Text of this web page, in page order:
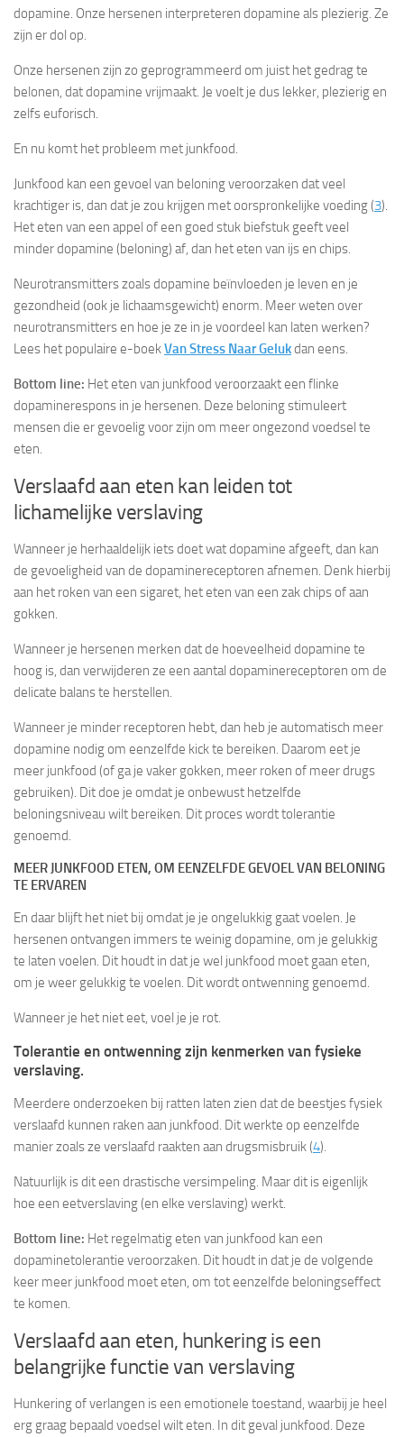
dopamine. Onze hersenen interpreteren dopamine als plezierig. Ze
zijn er dol op.
Onze hersenen zijn zo geprogrammeerd om juist het gedrag te
belonen, dat dopamine vrijmaakt. Je voelt je dus lekker, plezierig en
zelfs euforisch.
En nu komt het probleem met junkfood.
Junkfood kan een gevoel van beloning veroorzaken dat veel
krachtiger is, dan dat je zou krijgen met oorspronkelijke voeding (3).
Het eten van een appel of een goed stuk biefstuk geeft veel
minder dopamine (beloning) af, dan het eten van ijs en chips.
Neurotransmitters zoals dopamine beïnvloeden je leven en je
gezondheid (ook je lichaamsgewicht) enorm. Meer weten over
neurotransmitters en hoe je ze in je voordeel kan laten werken?
Lees het populaire e-boekVan Stress Naar Gelukdan eens.
Bottom line: Het eten van junkfood veroorzaakt een flinke
dopaminerespons in je hersenen. Deze beloning stimuleert
mensen die er gevoelig voor zijn om meer ongezond voedsel te
eten.
Verslaafd aan eten kan leiden tot
lichamelijke verslaving
Wanneer je herhaaldelijk iets doet wat dopamine afgeeft, dan kan
de gevoeligheid van de dopaminereceptoren afnemen. Denk hierbij
aan het roken van een sigaret, het eten van een zak chips of aan
gokken.
Wanneer je hersenen merken dat de hoeveelheid dopamine te
hoog is, dan verwijderen ze een aantal dopaminereceptoren om de
delicate balans te herstellen.
Wanneer je minder receptoren hebt, dan heb je automatisch meer
dopamine nodig om eenzelfde kick te bereiken. Daarom eet je
meer junkfood (of ga je vaker gokken, meer roken of meer drugs
gebruiken). Dit doe je omdat je onbewust hetzelfde
beloningsniveau wilt bereiken. Dit proces wordt tolerantie
genoemd.
MEER JUNKFOOD ETEN, OM EENZELFDE GEVOEL VAN BELONING
TE ERVAREN
En daar blijft het niet bij omdat je je ongelukkig gaat voelen. Je
hersenen ontvangen immers te weinig dopamine, om je gelukkig
te laten voelen. Dit houdt in dat je wel junkfood moet gaan eten,
om je weer gelukkig te voelen. Dit wordt ontwenning genoemd.
Wanneer je het niet eet, voel je je rot.
Tolerantie en ontwenning zijn kenmerken van fysieke
verslaving.
Meerdere onderzoeken bij ratten laten zien dat de beestjes fysiek
verslaafd kunnen raken aan junkfood. Dit werkte op eenzelfde
manier zoals ze verslaafd raakten aan drugsmisbruik (4).
Natuurlijk is dit een drastische versimpeling. Maar dit is eigenlijk
hoe een eetverslaving (en elke verslaving) werkt.
Bottom line: Het regelmatig eten van junkfood kan een
dopaminetolerantie veroorzaken. Dit houdt in dat je de volgende
keer meer junkfood moet eten, om tot eenzelfde beloningseffect
te komen.
Verslaafd aan eten, hunkering is een
belangrijke functie van verslaving
Hunkering of verlangen is een emotionele toestand, waarbij je heel
erg graag bepaald voedsel wilt eten. In dit geval junkfood. Deze